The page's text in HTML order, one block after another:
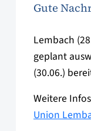
Gute
Lembach
geplant
(30.06.)
Weitere
Union